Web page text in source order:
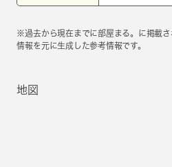
※過去から現在までに部屋まる。に掲載
情報を元に生成した参考情報です。
地図